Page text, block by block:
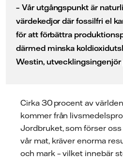
– Vår utgångspunkt är
värdekedjor där fossilfri el
för att förbättra
därmed minska
Westin, utvecklingsingenjör
Cirka 30 procent av
kommer från
Jordbruket, som förser
vår mat, kräver enorma
och mark – vilket innebär